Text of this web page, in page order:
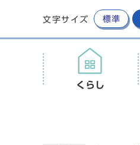
文字サイズ 標準
くらし